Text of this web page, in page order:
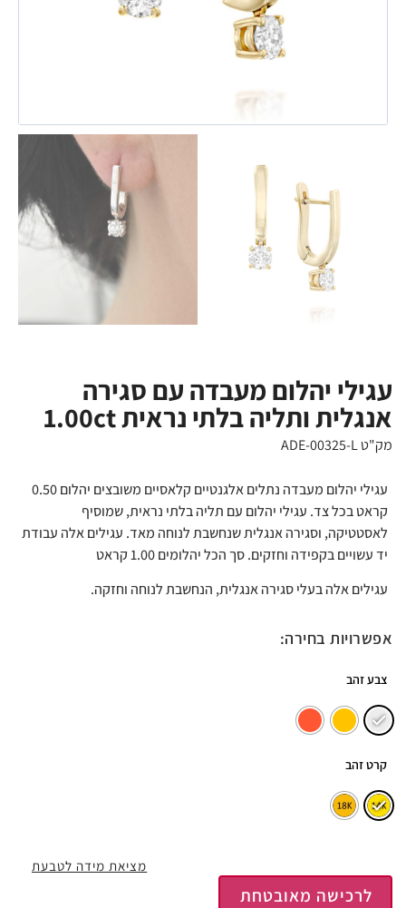
עגילי יהלום מעבדה עם סגירה
אנגלית ותליה בלתי נראית 1.00ct
מק"ט ADE-00325-L
עגילי יהלום מעבדה נתלים אלגנטיים קלאסיים משובצים יהלום 0.50
קראט בכל צד. עגילי יהלום עם תליה בלתי נראית, שמוסיף
לאסטטיקה, וסגירה אנגלית שנחשבת לנוחה מאד. עגילים אלה עבודת
יד עשויים בקפידה וחזקים. סך הכל יהלומים 1.00 קראט
עגילים אלה בעלי סגירה אנגלית, הנחשבת לנוחה וחזקה.
אפשרויות בחירה:
צבע זהב
קרט זהב
לרכישה מאובטחת
מציאת מידה לטבעת